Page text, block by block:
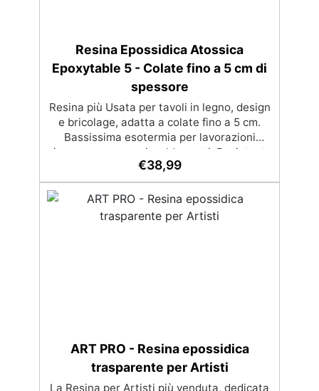
Resina Epossidica Atossica
Epoxytable 5 - Colate fino a 5 cm di
spessore
Resina più Usata per tavoli in legno, design
e bricolage, adatta a colate fino a 5 cm.
Bassissima esotermia per lavorazioni
sicure e senza surriscaldamenti. Resistente
a graffi e ingiallimento grazie ai filtri UV e
all'alta qualità meccanica. Bassa viscosità
per eliminare bolle d'aria e ottenere finiture
lisce. Sicura, atossica, BPA/VOC free e
certificata per il contatto prolungato con la
€38,99
ART PRO - Resina epossidica
trasparente per Artisti
La Resina per Artisti più venduta, dedicata